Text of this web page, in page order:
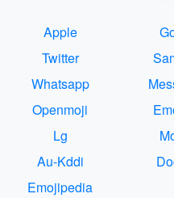
Apple
Twitter
Whatsapp
Openmoji
Lg
Au-Kddi
Emojipedia